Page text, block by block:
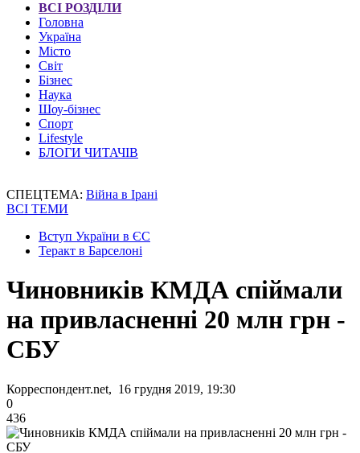
ВСІ РОЗДІЛИ
Головна
Україна
Місто
Світ
Бізнес
Наука
Шоу-бізнес
Спорт
Lifestyle
БЛОГИ ЧИТАЧІВ
СПЕЦТЕМА: Війна в Ірані
ВСІ ТЕМИ
Вступ України в ЄС
Теракт в Барселоні
Чиновників КМДА спіймали
на привласненні 20 млн грн -
СБУ
Корреспондент.net, 16 грудня 2019, 19:30
0
436